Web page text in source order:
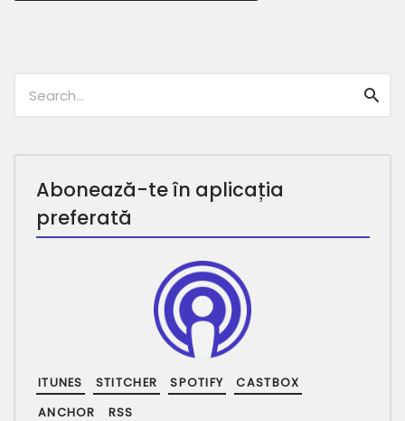
Abonează-te în aplicația
preferată
ITUNES STITCHER SPOTIFY
CASTBOX
ANCHOR
RSS